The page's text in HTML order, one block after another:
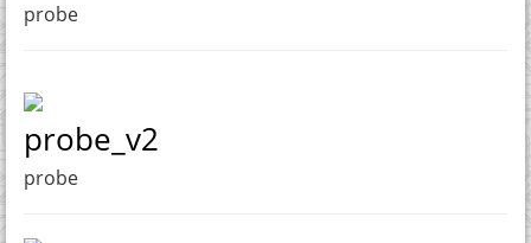
probe
probe_v2
probe